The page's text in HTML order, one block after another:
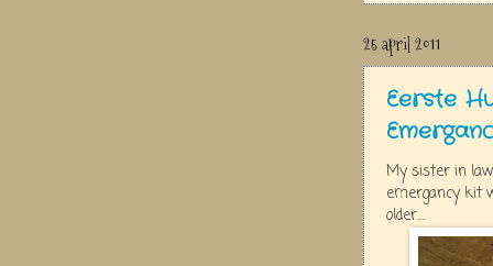
25 april 2011
Eerste
My sister in
emergancy kit
older....